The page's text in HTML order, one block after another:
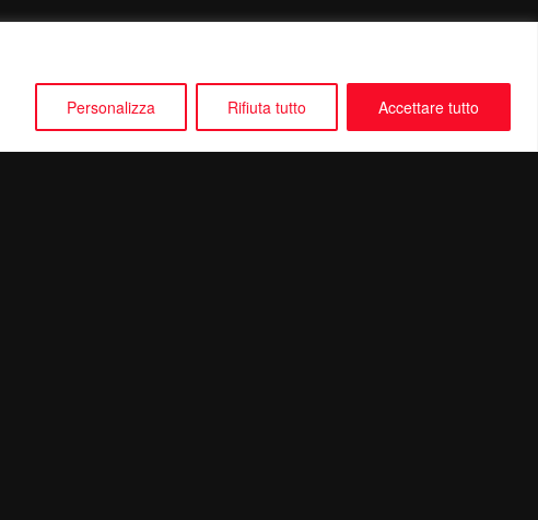
Personalizza Rifiuta tutto Accettare tutto